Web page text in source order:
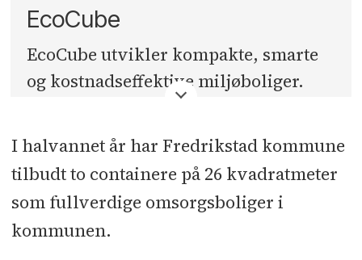
EcoCube
EcoCube utvikler kompakte, smarte
og kostnadseffektive miljøboliger.
med sterke industripartnere som
medeiere.
Aksjonærer er arkitektkontoret VIT
I halvannet år har Fredrikstad kommune
tilbudt to containere på 26 kvadratmeter
som fullverdige omsorgsboliger i
kommunen.